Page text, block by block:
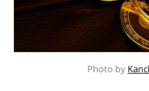
Photo by